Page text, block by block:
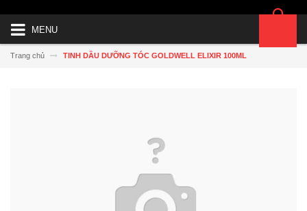
MENU
Trang chủ TINH DẦU DƯỠNG TÓC GOLDWELL ELIXIR 100ML